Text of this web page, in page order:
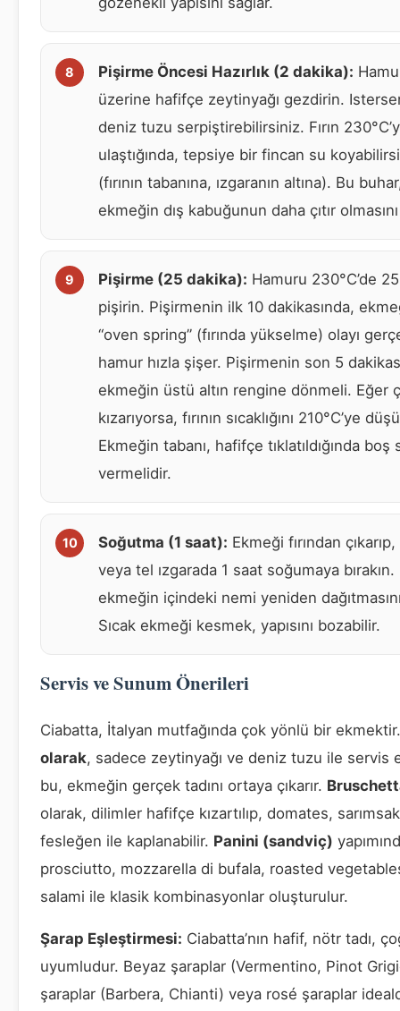
Pişirme Öncesi Hazırlık (2 dakika):
üzerine hafifçe zeytinyağı gezdirin.
deniz tuzu serpiştirebilirsiniz. Fırın
ulaştığında, tepsiye bir fincan su
(fırının tabanına, ızgaranın altına). Bu
ekmeğin dış kabuğunun daha çıtır
Pişirme (25 dakika): Hamuru 230°C’de
pişirin. Pişirmenin ilk 10 dakikasında,
“oven spring” (fırında yükselme) olayı
hamur hızla şişer. Pişirmenin son 5
ekmeğin üstü altın rengine dönmeli. Eğer
kızarıyorsa, fırının sıcaklığını 210°C’ye
Ekmeğin tabanı, hafifçe tıklatıldığında boş
vermelidir.
Soğutma (1 saat): Ekmeği fırından
veya tel ızgarada 1 saat soğumaya
ekmeğin içindeki nemi yeniden
Sıcak ekmeği kesmek, yapısını bozabilir.
Servis ve Sunum Önerileri
Ciabatta, İtalyan mutfağında çok yönlü bir
olarak, sadece zeytinyağı ve deniz tuzu ile servis
bu, ekmeğin gerçek tadını ortaya çıkarır.
olarak, dilimler hafifçe kızartılıp, domates,
fesleğen ile kaplanabilir. Panini (sandviç)
prosciutto, mozzarella di bufala, roasted
salami ile klasik kombinasyonlar oluşturulur.
Şarap Eşleştirmesi: Ciabatta’nın hafif, nötr tadı,
uyumludur. Beyaz şaraplar (Vermentino, Pinot
şaraplar (Barbera, Chianti) veya rosé şaraplar